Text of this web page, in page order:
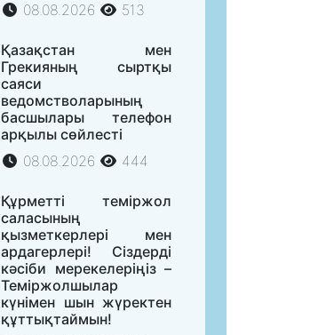
08.08.2026
513
Қазақстан мен
Грекияның сыртқы
саяси
ведомстволарының
басшылары телефон
арқылы сөйлесті
08.08.2026
444
Құрметті теміржол
саласының
қызметкерлері мен
ардагерлері! Сіздерді
кәсіби мерекелеріңіз –
Теміржолшылар
күнімен шын жүректен
құттықтаймын!